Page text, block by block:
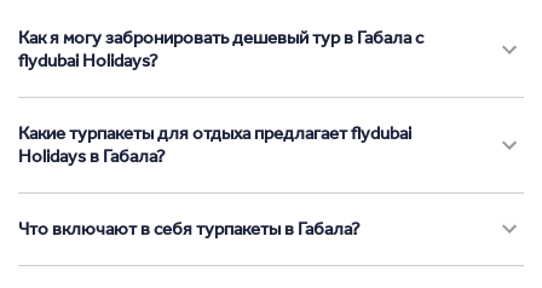
Как я могу забронировать дешевый тур в Габала с
flydubai Holidays?
Какие турпакеты для отдыха предлагает flydubai
Holidays в Габала?
Что включают в себя турпакеты в Габала?